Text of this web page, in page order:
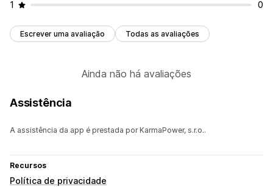
1 0
Escrever uma avaliação Todas as avaliações
Ainda não há avaliações
Assistência
A assistência da app é prestada por KarmaPower, s.r.o..
Recursos
Política de privacidade